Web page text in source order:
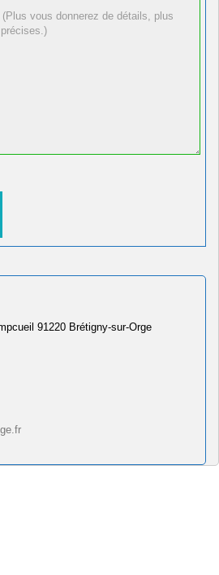
91220 Brétigny-sur-Orge